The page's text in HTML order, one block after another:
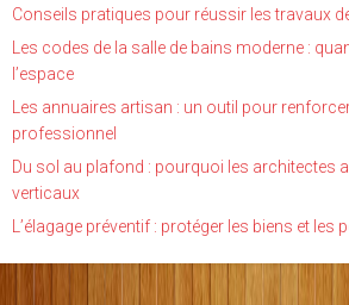
Conseils pratiques pour réussir les travaux
Les codes de la salle de bains moderne :
l’espace
Les annuaires artisan : un outil pour
professionnel
Du sol au plafond : pourquoi les architectes
verticaux
L’élagage préventif : protéger les biens et les